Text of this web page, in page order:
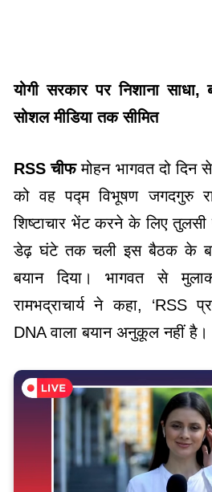
योगी सरकार पर निशाना
सोशल मीडिया तक सीमित
RSS चीफमोहन भागवत दो दिन
को वह पद्म विभूषण जगदगुरु
शिष्टाचार भेंट करने के लिए
डेढ़ घंटे तक चली इस बैठक के बाद
बयान दिया। भागवत से
रामभद्राचार्य ने कहा, ‘RSS
DNA वाला बयान अनुकूल नहीं है।